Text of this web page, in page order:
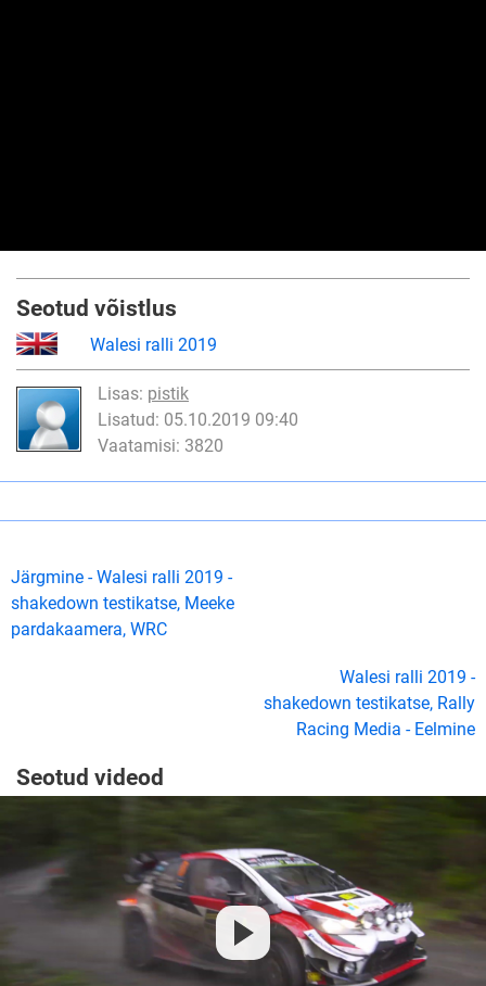
Seotud võistlus
Walesi ralli 2019
Lisas: pistik
Lisatud: 05.10.2019 09:40
Vaatamisi: 3820
Järgmine - Walesi ralli 2019 -
shakedown testikatse, Meeke
pardakaamera, WRC
Walesi ralli 2019 -
shakedown testikatse, Rally
Racing Media - Eelmine
Seotud videod